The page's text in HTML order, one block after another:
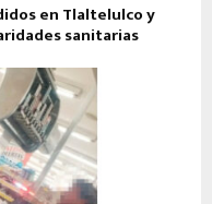
en Tlaltelulco y
sanitarias